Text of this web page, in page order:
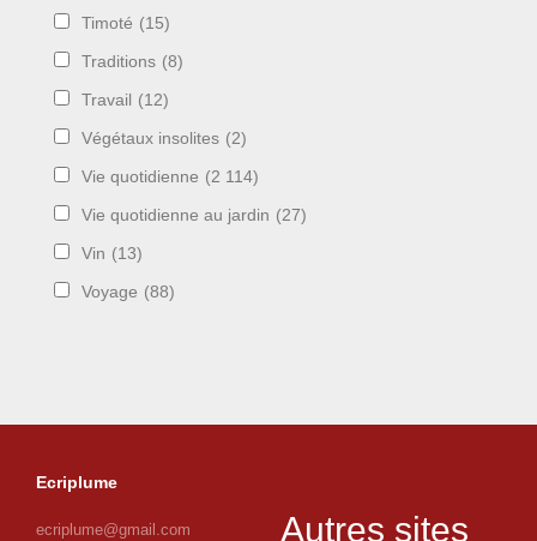
Timoté (15)
Traditions (8)
Travail (12)
Végétaux insolites (2)
Vie quotidienne (2 114)
Vie quotidienne au jardin (27)
Vin (13)
Voyage (88)
Ecriplume
ecriplume@gmail.com Autres sites